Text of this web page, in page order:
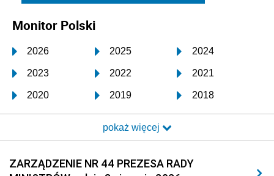
Monitor Polski
2026 2025 2024
2023 2022 2021
2020 2019 2018
2017 2016 2015
2014 2013 2012
2011 2010 2009
pokaż więcej
ZARZĄDZENIE NR 44 PREZESA RADY